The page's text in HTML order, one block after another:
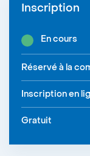
Inscription
En cours
Réservé à la
Inscription en
Gratuit